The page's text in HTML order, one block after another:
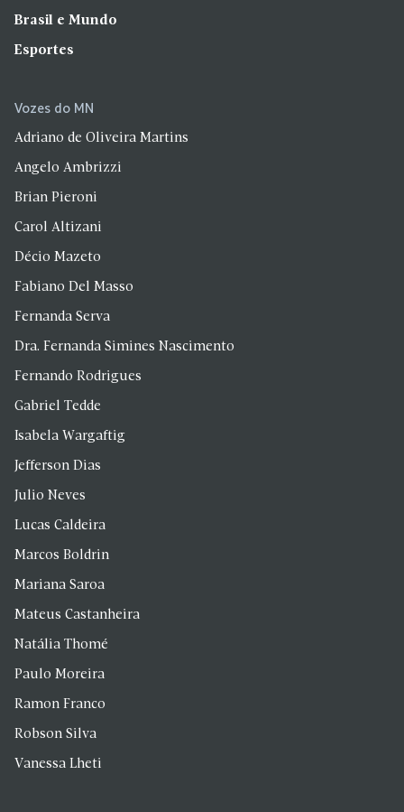
Brasil e Mundo
Esportes
Vozes do MN
Adriano de Oliveira Martins
Angelo Ambrizzi
Brian Pieroni
Carol Altizani
Décio Mazeto
Fabiano Del Masso
Fernanda Serva
Dra. Fernanda Simines Nascimento
Fernando Rodrigues
Gabriel Tedde
Isabela Wargaftig
Jefferson Dias
Julio Neves
Lucas Caldeira
Marcos Boldrin
Mariana Saroa
Mateus Castanheira
Natália Thomé
Paulo Moreira
Ramon Franco
Robson Silva
Vanessa Lheti